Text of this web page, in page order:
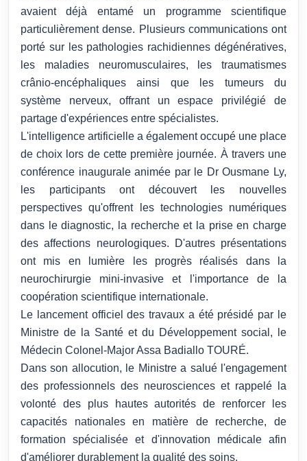
avaient déjà entamé un programme scientifique
particulièrement dense. Plusieurs communications ont
porté sur les pathologies rachidiennes dégénératives,
les maladies neuromusculaires, les traumatismes
crânio-encéphaliques ainsi que les tumeurs du
système nerveux, offrant un espace privilégié de
partage d'expériences entre spécialistes.
L'intelligence artificielle a également occupé une place
de choix lors de cette première journée. À travers une
conférence inaugurale animée par le Dr Ousmane Ly,
les participants ont découvert les nouvelles
perspectives qu'offrent les technologies numériques
dans le diagnostic, la recherche et la prise en charge
des affections neurologiques. D'autres présentations
ont mis en lumière les progrès réalisés dans la
neurochirurgie mini-invasive et l'importance de la
coopération scientifique internationale.
Le lancement officiel des travaux a été présidé par le
Ministre de la Santé et du Développement social, le
Médecin Colonel-Major Assa Badiallo TOURÉ.
Dans son allocution, le Ministre a salué l'engagement
des professionnels des neurosciences et rappelé la
volonté des plus hautes autorités de renforcer les
capacités nationales en matière de recherche, de
formation spécialisée et d'innovation médicale afin
d'améliorer durablement la qualité des soins.